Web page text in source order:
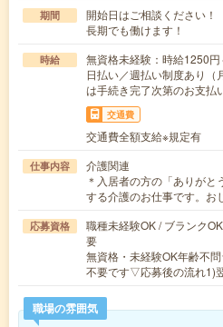
期間
開始日はご相談ください
長期でも働けます！
時給
無資格未経験：時給
日払い／週払い制度あり
は手続き完了次第のお支払
交通費
交通費全額支給※規定有
仕事内容
介護関連
＊入居者の方の「ありが
する介護のお仕事です。
応募資格
職種未経験OK / ブランク
要
無資格・未経験OK年齢不
不要です▽応募後の流れ1)
職場の雰囲気